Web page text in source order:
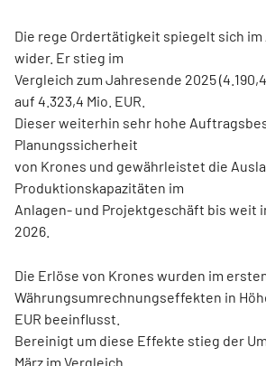
Die rege Ordertätigkeit spiegelt sich
wider. Er stieg im
Vergleich zum Jahresende 2025 (4.190,4
auf 4.323,4 Mio. EUR.
Dieser weiterhin sehr hohe
Planungssicherheit
von Krones und gewährleistet die
Produktionskapazitäten im
Anlagen- und Projektgeschäft bis weit
2026.
Die Erlöse von Krones wurden im
Währungsumrechnungseffekten in
EUR beeinflusst.
Bereinigt um diese Effekte stieg der
März im Vergleich